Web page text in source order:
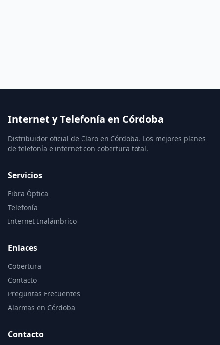
Internet y Telefonía en Córdoba
Distribuidor oficial de Claro en Córdoba. Los mejores planes
de telefonía e internet con cobertura total.
Servicios
Fibra Óptica
Telefonía
Internet Inalámbrico
Enlaces
Cobertura
Contacto
Preguntas Frecuentes
Alarmas en Córdoba
Contacto